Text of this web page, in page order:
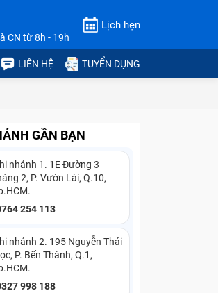
CN từ 8h - 19h
Lịch hẹn
LIÊN HỆ TUYỂN DỤNG
GẦN BẠN
nhánh 1. 1E Đường 3
2, P. Vườn Lài, Q.10,
254 113
nhánh 2. 195 Nguyễn Thái
P. Bến Thành, Q.1,
998 188